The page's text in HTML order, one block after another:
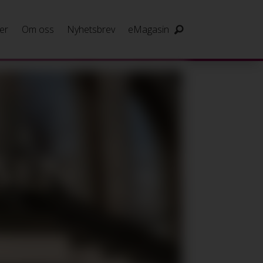
Om oss Nyhetsbrev eMagasin